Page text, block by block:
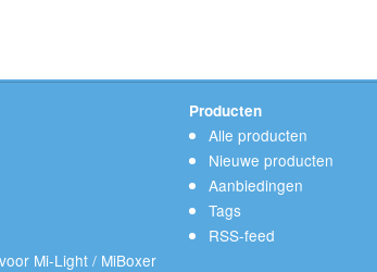
Mi-Light / MiBoxer
Producten
Alle producten
Nieuwe producten
Aanbiedingen
Tags
RSS-feed